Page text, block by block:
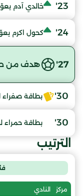
23' خالدي آدم
24' كحول اكرم
27' هدف من
30' بطاقة صفراء
30' بطاقة
الترتيب
مركز النادي